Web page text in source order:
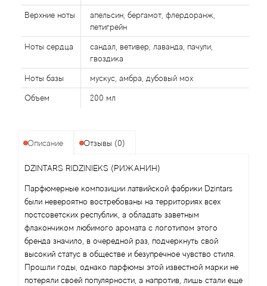
Верхние ноты
апельсин, бергамот, флердоранж,
петигрейн
Ноты сердца
сандал, ветивер, лаванда, пачули,
гвоздика
Ноты базы мускус, амбра, дубовый мох
Объем 200 мл
Описание Отзывы (0)
DZINTARS RIDZINIEKS (РИЖАНИН)
Парфюмерные композиции латвийской фабрики Dzintars
были невероятно востребованы на территориях всех
постсоветских республик, а обладать заветным
флакончиком любимого аромата с логотипом этого
бренда значило, в очередной раз, подчеркнуть свой
высокий статус в обществе и безупречное чувство стиля.
Прошли годы, однако парфюмы этой известной марки не
потеряли своей популярности, а напротив, лишь стали еще
Alyssa Ashley
American Crew
Amouage
Amouroud
Anima Mundi
Anna Sui
Annayake
Anne Fontaine